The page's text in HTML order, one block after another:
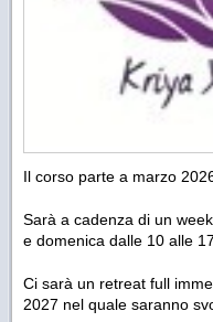
Il corso parte a marzo
Sarà a cadenza di un
e domenica dalle 10 alle
Ci sarà un retreat full
2027 nel quale saranno